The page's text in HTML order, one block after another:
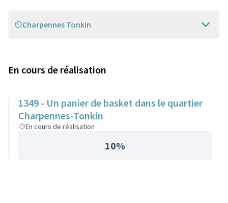
Scope
Charpennes Tonkin
En cours de réalisation
1349 - Un panier de basket dans le quartier
Charpennes-Tonkin
En cours de réalisation
10%